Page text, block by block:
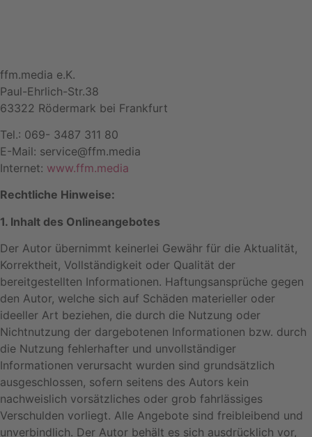
ffm.media e.K.
Paul-Ehrlich-Str.38
63322 Rödermark bei Frankfurt
Tel.: 069- 3487 311 80
E-Mail: service@ffm.media
Internet: www.ffm.media
Rechtliche Hinweise:
1. Inhalt des Onlineangebotes
Der Autor übernimmt keinerlei Gewähr für die Aktualität,
Korrektheit, Vollständigkeit oder Qualität der
bereitgestellten Informationen. Haftungsansprüche gegen
den Autor, welche sich auf Schäden materieller oder
ideeller Art beziehen, die durch die Nutzung oder
Nichtnutzung der dargebotenen Informationen bzw. durch
die Nutzung fehlerhafter und unvollständiger
Informationen verursacht wurden sind grundsätzlich
ausgeschlossen, sofern seitens des Autors kein
nachweislich vorsätzliches oder grob fahrlässiges
Verschulden vorliegt. Alle Angebote sind freibleibend und
unverbindlich. Der Autor behält es sich ausdrücklich vor,